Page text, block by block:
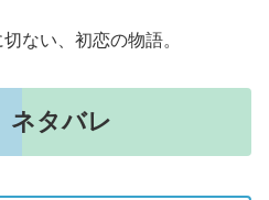
ない、初恋の物語。
タバレ